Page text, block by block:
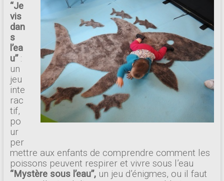
“Je
vis
dan
s
l’ea
u”:
un
jeu
inte
rac
tif,
po
ur
per
mettre aux enfants de comprendre comment les
poissons peuvent respirer et vivre sous l’eau
“Mystère sous l’eau”,un jeu d’énigmes, ou il faut